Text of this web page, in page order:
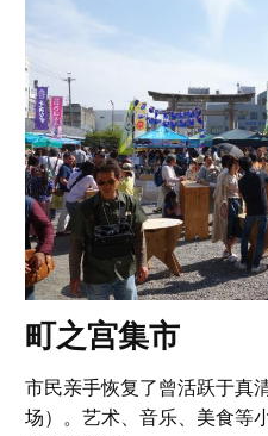
町之宫集市
市民亲手恢复了曾活跃于真
场）。艺术、音乐、美食等